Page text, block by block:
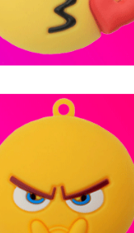
فلش مموری عروسکی -- کد B16